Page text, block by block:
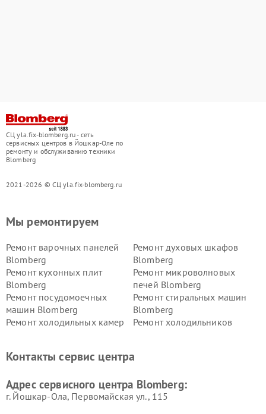
СЦ yla.fix-blomberg.ru - сеть
сервисных центров в Йошкар-Оле по
ремонту и обслуживанию техники
Blomberg
2021-2026 © СЦ yla.fix-blomberg.ru
Мы ремонтируем
Ремонт варочных панелей
Blomberg
Ремонт духовых шкафов
Blomberg
Ремонт кухонных плит
Blomberg
Ремонт микроволновых
печей Blomberg
Ремонт посудомоечных
машин Blomberg
Ремонт стиральных машин
Blomberg
Ремонт холодильных камер
Ремонт холодильников
Контакты сервис центра
Адрес сервисного центра Blomberg:
г. Йошкар-Ола, Первомайская ул., 115